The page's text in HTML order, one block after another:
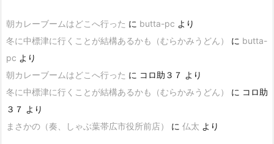
朝カレーブームはどこへ行った に butta-pc より
冬に中標津に行くことが結構あるかも（むらかみうどん）
に butta-
pc より
朝カレーブームはどこへ行った に コロ助３７ より
冬に中標津に行くことが結構あるかも（むらかみうどん）
に コロ助
３７ より
まさかの（奏、しゃぶ葉帯広市役所前店）
に 仏太 より